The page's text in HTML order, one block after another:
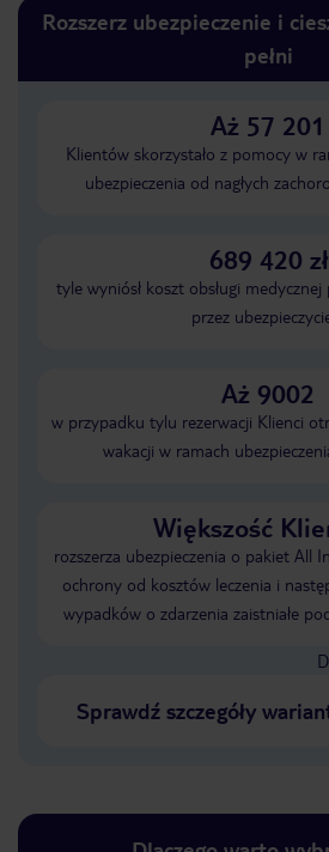
Rozszerz ubezpieczenie i
pełni
Aż 57 201
Klientów skorzystało z pomocy w
ubezpieczenia od nagłych
689 420 zł
tyle wyniósł koszt obsługi
przez
Aż 9002
w przypadku tylu rezerwacji Klienci
wakacji w ramach
Większość
rozszerza ubezpieczenia o pakiet All
ochrony od kosztów leczenia i
wypadków o zdarzenia zaistniałe
Sprawdź szczegóły